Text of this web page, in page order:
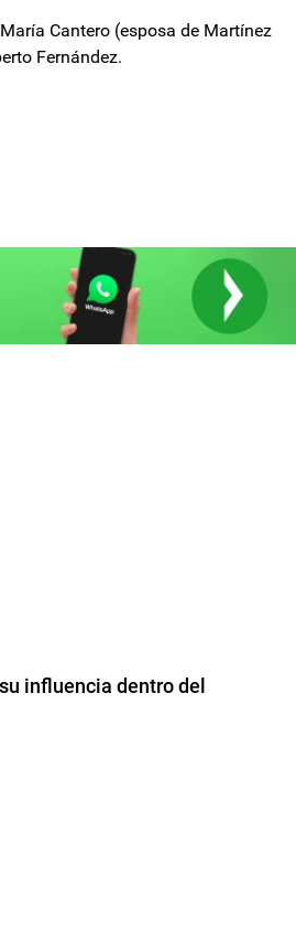
Cantero (esposa de Martínez
Fernández.
influencia dentro del